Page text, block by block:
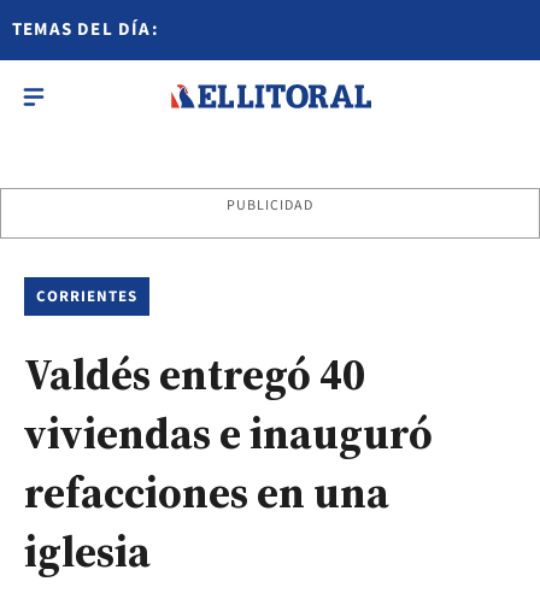
TEMAS DEL DÍA:
PUBLICIDAD
CORRIENTES
Valdés entregó 40
viviendas e inauguró
refacciones en una
iglesia